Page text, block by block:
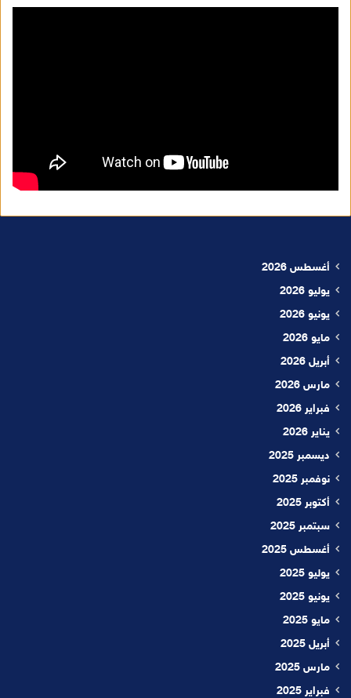
أغسطس 2026
يوليو 2026
يونيو 2026
مايو 2026
أبريل 2026
مارس 2026
فبراير 2026
يناير 2026
ديسمبر 2025
نوفمبر 2025
أكتوبر 2025
سبتمبر 2025
أغسطس 2025
يوليو 2025
يونيو 2025
مايو 2025
أبريل 2025
مارس 2025
فبراير 2025